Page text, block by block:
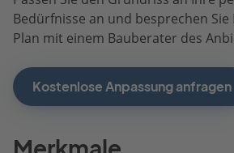
Bedürfnisse an und besprechen
Plan mit einem Bauberater des
Kostenlose Anpassung anfragen